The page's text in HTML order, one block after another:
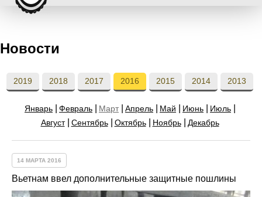
Новости
2019 2018 2017 2016 2015 2014 2013
Январь Февраль Март Апрель Май Июнь
Июль
Август
Сентябрь Октябрь Ноябрь Декабрь
14 МАРТА 2016
Вьетнам ввел дополнительные защитные пошлины